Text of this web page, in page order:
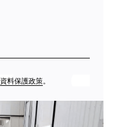
資料保護政策。